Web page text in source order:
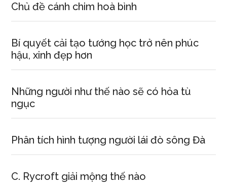
Chủ đề cánh chim hoà bình
Bí quyết cải tạo tướng học trở nên phúc
hậu, xinh đẹp hơn
Những người như thế nào sẽ có hỏa tù
ngục
Phân tích hình tượng người lái đò sông Đà
C. Rycroft giải mộng thế nào